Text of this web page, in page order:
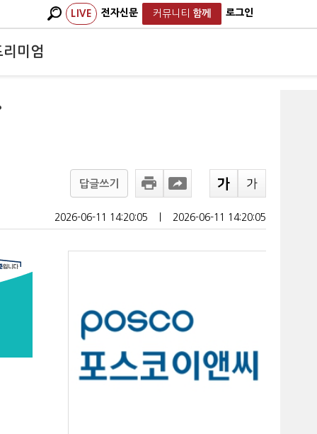
LIVE 전자신문 커뮤니티 함께 로그인
리미엄
답글쓰기
2026-06-11 14:20:05 2026-06-11 14:20:05